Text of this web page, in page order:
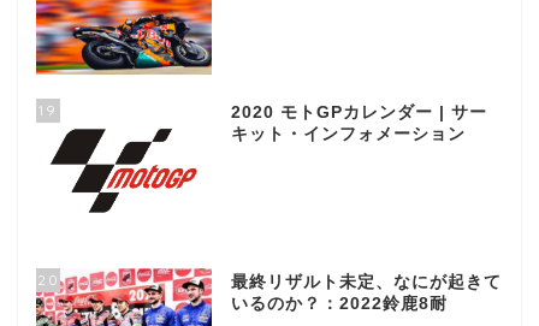
19
2020 モトGPカレンダー | サー
キット・インフォメーション
20
最終リザルト未定、なにが起きて
いるのか？：2022鈴鹿8耐